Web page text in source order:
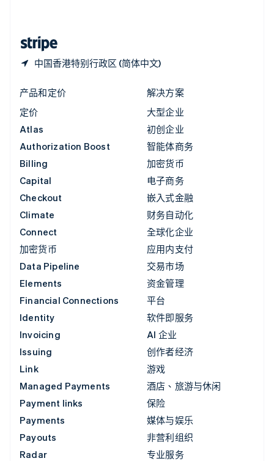
中国香港特别行政区 (简体中文)
产品和定价
定价
Atlas
Authorization Boost
Billing
Capital
Checkout
Climate
Connect
加密货币
Data Pipeline
Elements
Financial Connections
Identity
Invoicing
Issuing
Link
Managed Payments
Payment links
Payments
Payouts
Radar
解决方案
大型企业
初创企业
智能体商务
加密货币
电子商务
嵌入式金融
财务自动化
全球化企业
应用内支付
交易市场
资金管理
平台
软件即服务
AI 企业
创作者经济
游戏
酒店、旅游与休闲
保险
媒体与娱乐
非营利组织
专业服务